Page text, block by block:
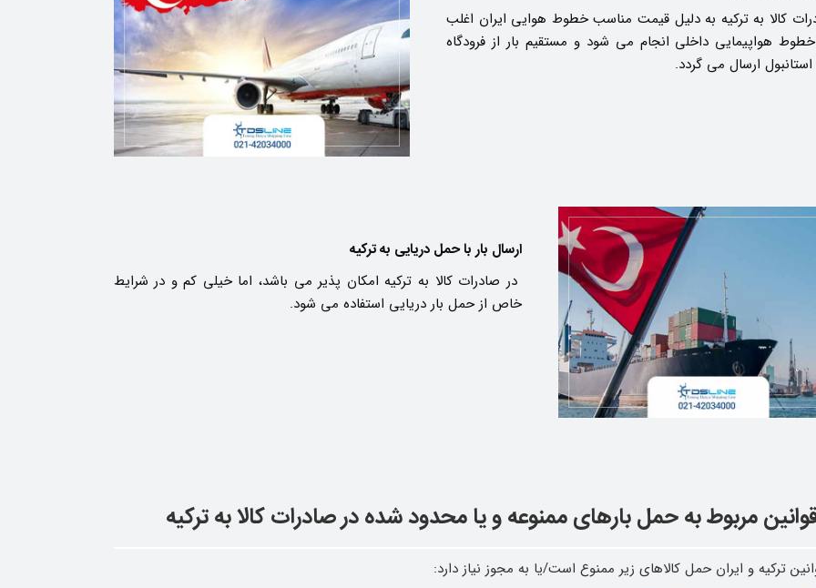
کالا به ترکیه به دلیل قیمت مناسب خطوط هوایی ایران اغلب
هواپیمایی داخلی انجام می شود و مستقیم بار از فرودگاه
استانبول ارسال می گردد.
ارسال بار با حمل دریایی به ترکیه
در صادرات کالا به ترکیه امکان پذیر می باشد، اما خیلی کم و در شرایط
خاص از حمل بار دریایی استفاده می شود.
مربوط به حمل بارهای ممنوعه و یا محدود شده در صادرات کالا به ترکیه
ترکیه و ایران حمل کالاهای زیر ممنوع است/یا به مجوز نیاز دارد: